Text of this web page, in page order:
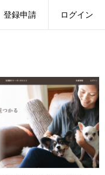
登録申請 ログイン